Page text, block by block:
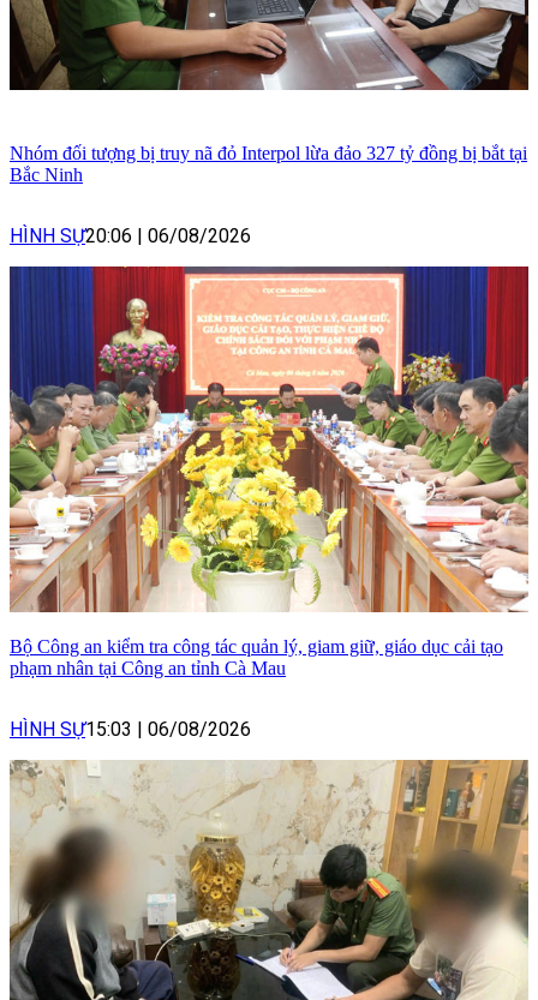
Nhóm đối tượng bị truy nã đỏ Interpol lừa đảo 327 tỷ đồng bị bắt tại
Bắc Ninh
HÌNH SỰ20:06 06/08/2026
Bộ Công an kiểm tra công tác quản lý, giam giữ, giáo dục cải tạo
phạm nhân tại Công an tỉnh Cà Mau
HÌNH SỰ15:03 06/08/2026